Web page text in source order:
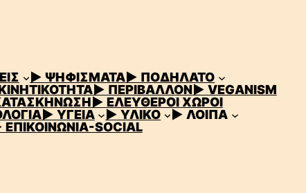
▶ ΨΗΦΙΣΜΑΤΑ▶ ΠΟΔΗΛΑΤΟ
▶ ΠΕΡΙΒΑΛΛΟΝ▶ VEGANISM
▶ ΕΛΕΥΘΕΡΟΙ ΧΩΡΟΙ
▶ ΥΓΕΙΑ ▶ ΥΛΙΚΟ
▶ ΛΟΙΠΑ
SOCIAL